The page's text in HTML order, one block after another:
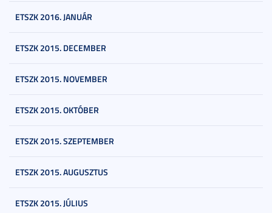
ETSZK 2016. JANUÁR
ETSZK 2015. DECEMBER
ETSZK 2015. NOVEMBER
ETSZK 2015. OKTÓBER
ETSZK 2015. SZEPTEMBER
ETSZK 2015. AUGUSZTUS
ETSZK 2015. JÚLIUS